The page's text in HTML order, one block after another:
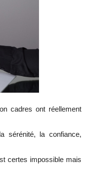
cadres ont réellement
sérénité, la confiance,
certes impossible mais